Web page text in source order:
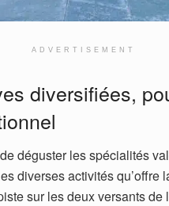
ADVERTISEMENT
diversifiées,
déguster les spécialités
diverses activités qu’offre
sur les deux versants